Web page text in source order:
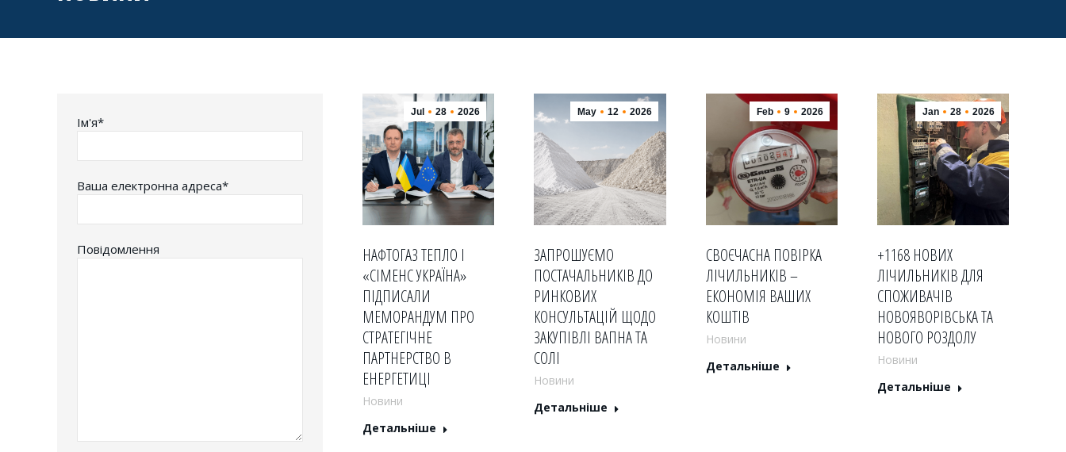
Jul 28 2026
НАФТОГАЗ ТЕПЛО І
«СІМЕНС УКРАЇНА»
ПІДПИСАЛИ
МЕМОРАНДУМ ПРО
СТРАТЕГІЧНЕ
ПАРТНЕРСТВО В
ЕНЕРГЕТИЦІ
Новини
Детальніше
May 12 2026
ЗАПРОШУЄМО
ПОСТАЧАЛЬНИКІВ ДО
РИНКОВИХ
КОНСУЛЬТАЦІЙ ЩОДО
ЗАКУПІВЛІ ВАПНА ТА
СОЛІ
Новини
Детальніше
Feb 9 2026
СВОЄЧАСНА ПОВІРКА
ЛІЧИЛЬНИКІВ –
ЕКОНОМІЯ ВАШИХ
КОШТІВ
Новини
Детальніше
Jan 28 2026
+1168 НОВИХ
ЛІЧИЛЬНИКІВ ДЛЯ
СПОЖИВАЧІВ
НОВОЯВОРІВСЬКА ТА
НОВОГО РОЗДОЛУ
Новини
Детальніше
Iм'я*
Ваша електронна адреса*
Повідомлення